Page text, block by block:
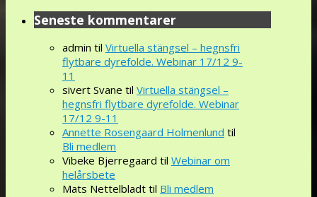
Seneste kommentarer
admin til Virtuella stängsel – hegnsfri
flytbare dyrefolde. Webinar 17/12 9-
11
sivert Svane til Virtuella stängsel –
hegnsfri flytbare dyrefolde. Webinar
17/12 9-11
Annette Rosengaard Holmenlund til
Bli medlem
Vibeke Bjerregaard til Webinar om
helårsbete
Mats Nettelbladt til Bli medlem